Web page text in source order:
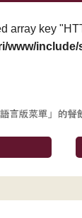
array key
www/